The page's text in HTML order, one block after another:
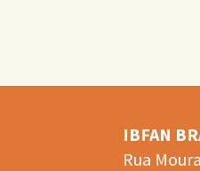
IBFAN
Rua